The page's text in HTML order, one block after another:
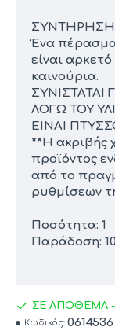
Ένα
είναι αρκετό
καινούρια.
ΣΥΝΙΣΤΑΤΑΙ
ΛΟΓΩ ΤΟΥ
ΕΙΝΑΙ
**Η ακριβής
προϊόντος
από το
ρυθμίσεων
Ποσότητα: 1
Παράδοση:
ΣΕ ΑΠΟΘΕΜΑ
Κωδικός: 0614536